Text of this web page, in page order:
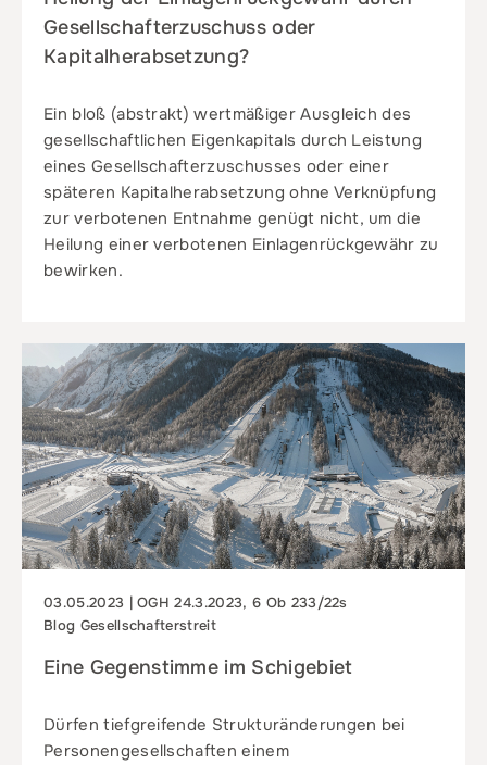
Gesellschafterzuschuss oder
Kapitalherabsetzung?
Ein bloß (abstrakt) wertmäßiger Ausgleich des
gesellschaftlichen Eigenkapitals durch Leistung
eines Gesellschafterzuschusses oder einer
späteren Kapitalherabsetzung ohne Verknüpfung
zur verbotenen Entnahme genügt nicht, um die
Heilung einer verbotenen Einlagenrückgewähr zu
bewirken.
03.05.2023 | OGH 24.3.2023, 6 Ob 233/22s
Blog Gesellschafterstreit
Eine Gegenstimme im Schigebiet
Dürfen tiefgreifende Strukturänderungen bei
Personengesellschaften einem